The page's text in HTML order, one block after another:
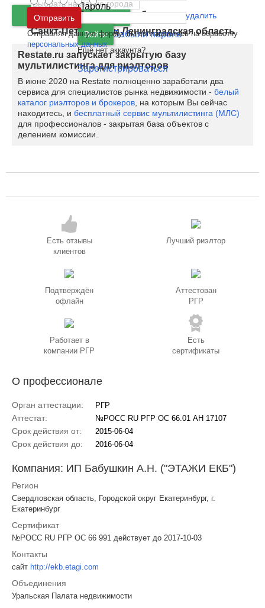
Москва и
Московская область
Санкт-Петербург иЛенинградская область
Пароль
Войти Забыли пароль
Ещё нет аккаунта?
Зарегистрироваться
Позвонить Ошибка или удалить
Restate.ru запускает закрытую базу
мультилистинга для риэлторов
В июне 2020 на Restate полноценно заработали два
сервиса для специалистов рынка недвижимости - белый
каталог риэлторов и брокеров , на которым Вы сейчас
находитесь, и бесплатный сервис мультилистинга (МЛС)
для профессионалов - закрытая база объектов с
делением комиссии.
Есть отзывы
клиентов
Лучший риэлтор
Подтверждён
офлайн
Аттестован
РГР
Работает в
компании РГР
Есть
сертификаты
О профессионале
Орган аттестации: РГР
Аттестат: №РОСС RU РГР ОС 66.01 АН 17107
Срок действия от: 2015-06-04
Срок действия до: 2016-06-04
Компания: ИП Бабушкин А.Н. ("ЭТАЖИ ЕКБ")
Регион
Свердловская область, Городской округ Екатеринбург, г.
Екатеринбург
Сертификат
№РОСС RU РГР ОС 66 991 действует до 2017-10-03
Контакты
сайт http://ekb.etagi.com
Объединения
Уральская Палата недвижимости
Отправить
Отправляя данную форму, вы соглашаетесь на обработку
персональных данных